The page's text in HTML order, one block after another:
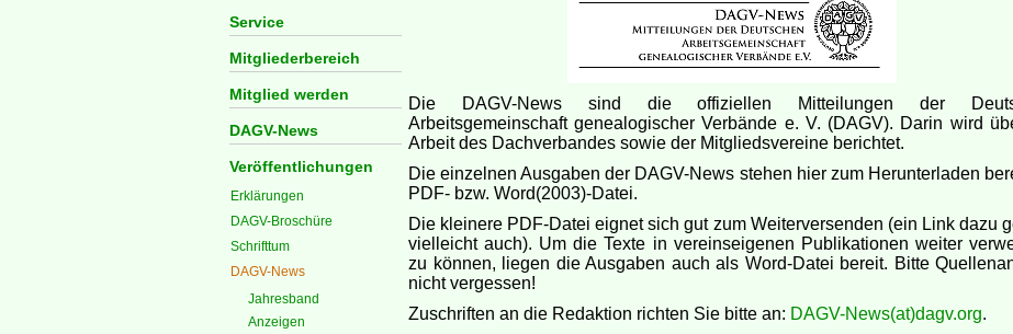
Service
Mitgliederbereich
Mitglied werden
DAGV-News
Veröffentlichungen
Erklärungen
DAGV-Broschüre
Schrifttum
DAGV-News
Jahresband
Anzeigen
Die DAGV-News sind die offiziellen Mitteilungen der
Arbeitsgemeinschaft genealogischer Verbände e. V. (DAGV). Darin wird
Arbeit des Dachverbandes sowie der Mitgliedsvereine berichtet.
Die einzelnen Ausgaben der DAGV-News stehen hier zum Herunterladen
PDF- bzw. Word(2003)-Datei.
Die kleinere PDF-Datei eignet sich gut zum Weiterversenden (ein Link dazu
vielleicht auch). Um die Texte in vereinseigenen Publikationen weiter
zu können, liegen die Ausgaben auch als Word-Datei bereit. Bitte
nicht vergessen!
Zuschriften an die Redaktion richten Sie bitte an: DAGV-News(at)dagv.org.